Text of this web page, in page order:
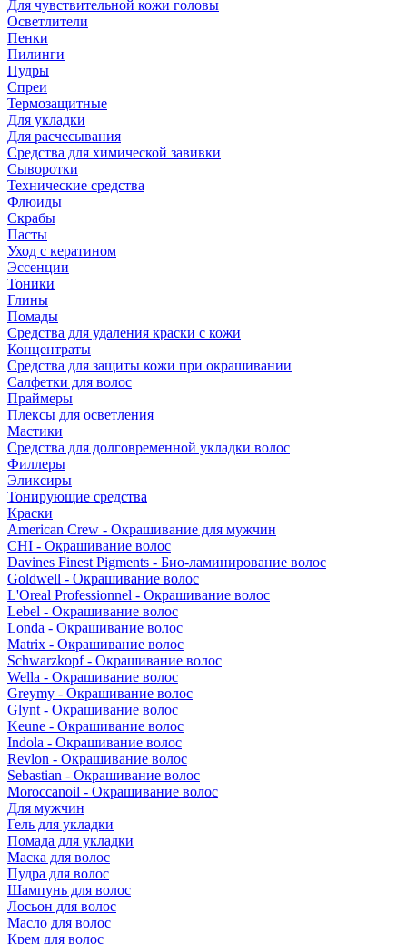
Для чувствительной кожи головы
Осветлители
Пенки
Пилинги
Пудры
Спреи
Термозащитные
Для укладки
Для расчесывания
Средства для химической завивки
Сыворотки
Технические средства
Флюиды
Скрабы
Пасты
Уход с кератином
Эссенции
Тоники
Глины
Помады
Средства для удаления краски с кожи
Концентраты
Средства для защиты кожи при окрашивании
Салфетки для волос
Праймеры
Плексы для осветления
Мастики
Средства для долговременной укладки волос
Филлеры
Эликсиры
Тонирующие средства
Краски
American Crew - Окрашивание для мужчин
CHI - Окрашивание волос
Davines Finest Pigments - Био-ламинирование волос
Goldwell - Окрашивание волос
L'Oreal Professionnel - Окрашивание волос
Lebel - Окрашивание волос
Londa - Окрашивание волос
Matrix - Окрашивание волос
Schwarzkopf - Окрашивание волос
Wella - Окрашивание волос
Greymy - Окрашивание волос
Glynt - Окрашивание волос
Keune - Окрашивание волос
Indola - Окрашивание волос
Revlon - Окрашивание волос
Sebastian - Окрашивание волос
Moroccanoil - Окрашивание волос
Для мужчин
Гель для укладки
Помада для укладки
Маска для волос
Пудра для волос
Шампунь для волос
Лосьон для волос
Масло для волос
Крем для волос